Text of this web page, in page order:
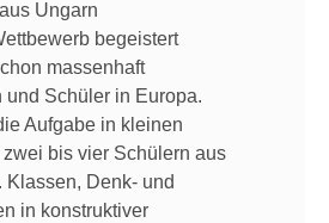
Ungarn
begeistert
massenhaft
und Schüler in Europa.
Aufgabe in kleinen
bis vier Schülern aus
Klassen, Denk- und
in konstruktiver